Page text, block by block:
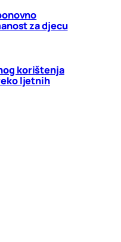
za djecu
korištenja
ljetnih